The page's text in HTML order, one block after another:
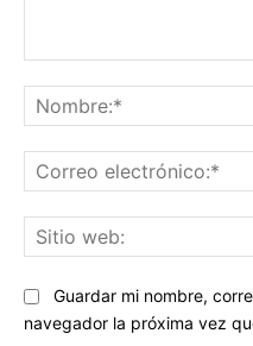
Guardar mi nombre,
navegador la próxima vez